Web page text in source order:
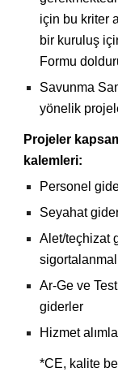
için bu kriter
bir kuruluş
Formu
Savunma
yönelik
Projeler
kalemleri:
Personel
Seyahat
Alet/teçhizat
Ar-Ge ve
giderler
Hizmet
*CE, kalite